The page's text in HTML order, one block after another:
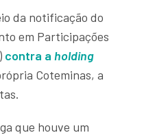
da notificação do
em Participações
) contra a holding
Coteminas, a
que houve um